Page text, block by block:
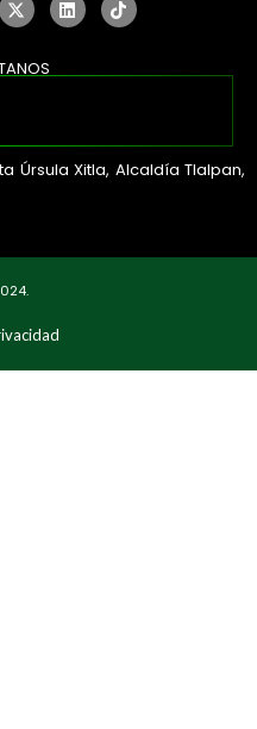
Úrsula Xitla, Alcaldía Tlalpan,